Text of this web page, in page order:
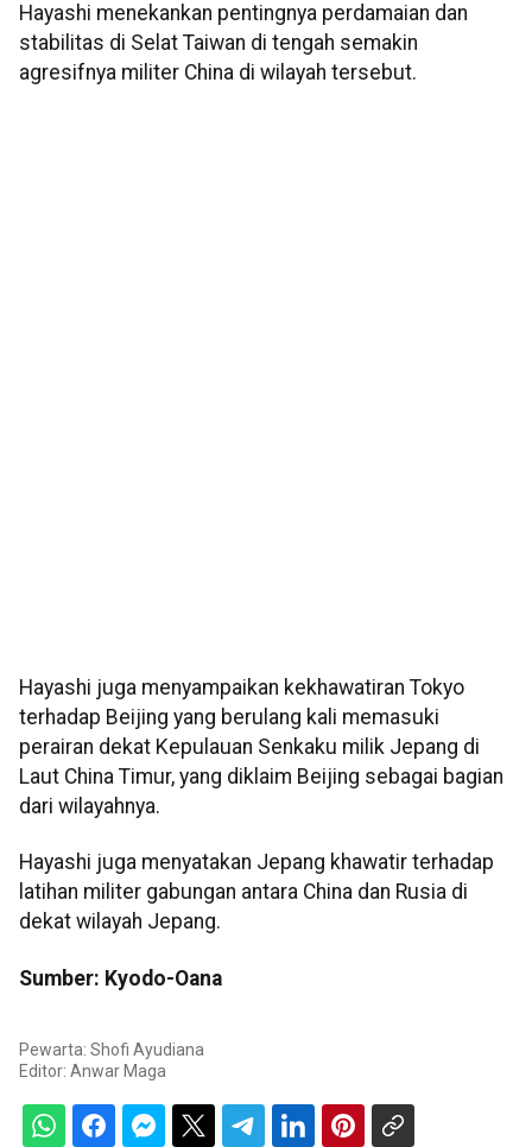
Hayashi menekankan pentingnya perdamaian dan
stabilitas di Selat Taiwan di tengah semakin
agresifnya militer China di wilayah tersebut.
Hayashi juga menyampaikan kekhawatiran Tokyo
terhadap Beijing yang berulang kali memasuki
perairan dekat Kepulauan Senkaku milik Jepang di
Laut China Timur, yang diklaim Beijing sebagai bagian
dari wilayahnya.
Hayashi juga menyatakan Jepang khawatir terhadap
latihan militer gabungan antara China dan Rusia di
dekat wilayah Jepang.
Sumber: Kyodo-Oana
Pewarta: Shofi Ayudiana
Editor: Anwar Maga